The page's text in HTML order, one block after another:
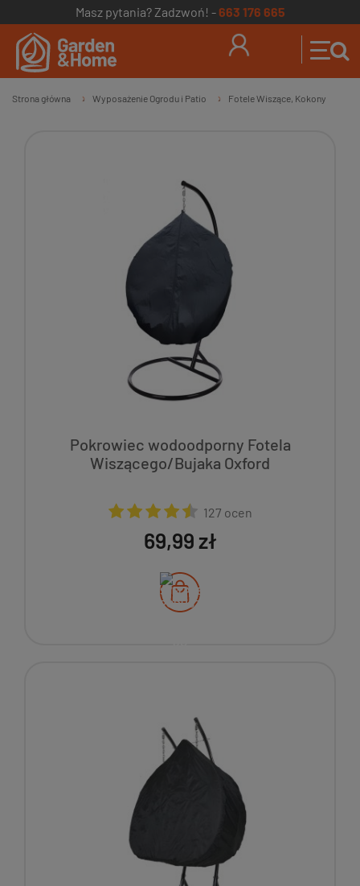
Masz pytania? Zadzwoń! -663 176 665
Strona główna » Wyposażenie Ogrodu i Patio » Fotele Wiszące, Kokony
Pokrowiec wodoodporny Fotela
Wiszącego/Bujaka Oxford
127 ocen
69,99 zł